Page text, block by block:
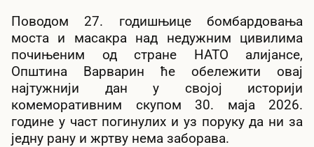
Поводом 27. годишњице бомбардовања
моста и масакра над недужним цивилима
почињеним од стране НАТО алијансе,
Општина Варварин ће обележити овај
најтужнији дан у својој историји
комеморативним скупом 30. маја 2026.
године у част погинулих и уз поруку да ни за
једну рану и жртву нема заборава.